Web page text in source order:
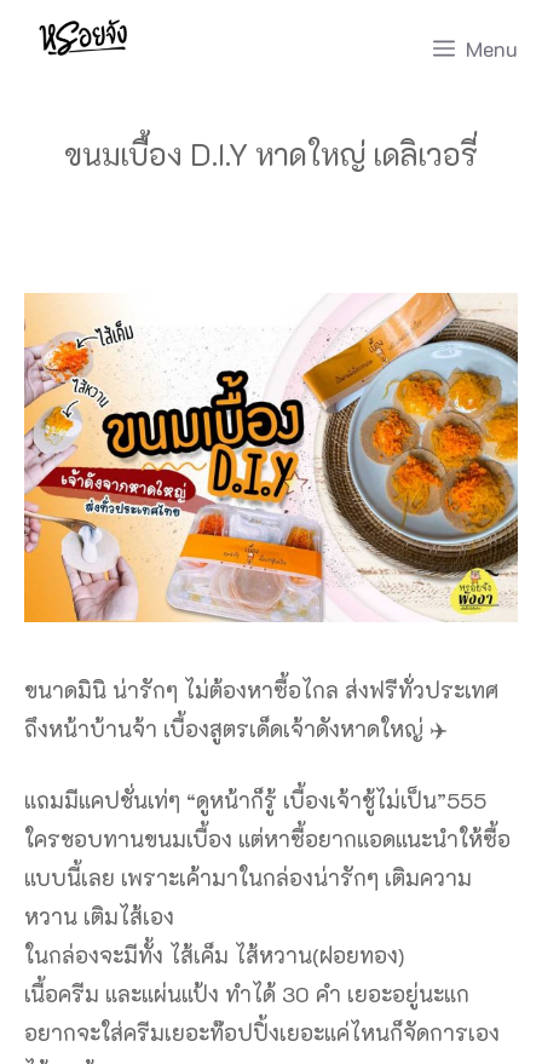
Skip
Menu
ขนมเบื้อง D.I.Y หาดใหญ่ เดลิเวอรี่
ขนาดมินิ น่ารักๆ ไม่ต้องหาซื้อไกล ส่งฟรีทั่วประเทศ
ถึงหน้าบ้านจ้า เบื้องสูตรเด็ดเจ้าดังหาดใหญ่ ✈️
แถมมีแคปชั่นเท่ๆ “ดูหน้าก็รู้ เบื้องเจ้าชู้ไม่เป็น”555
ใครชอบทานขนมเบื้อง แต่หาซื้อยากแอดแนะนำให้ซื้อ
แบบนี้เลย เพราะเค้ามาในกล่องน่ารักๆ เติมความ
หวาน เติมไส้เอง
ในกล่องจะมีทั้ง ไส้เค็ม ไส้หวาน(ฝอยทอง)
เนื้อครีม และแผ่นแป้ง ทำได้ 30 คำ เยอะอยู่นะแก
อยากจะใส่ครีมเยอะท๊อปปิ้งเยอะแค่ไหนก็จัดการเอง